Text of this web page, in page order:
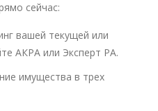
сейчас:
вашей текущей или
АКРА или Эксперт РА.
имущества в трех